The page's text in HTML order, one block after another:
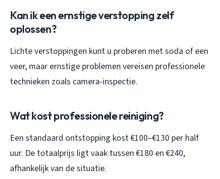
Kan ik een ernstige verstopping zelf
oplossen?
Lichte verstoppingen kunt u proberen met soda of een
veer, maar ernstige problemen vereisen professionele
technieken zoals camera-inspectie.
Wat kost professionele reiniging?
Een standaard ontstopping kost €100–€130 per half
uur. De totaalprijs ligt vaak tussen €180 en €240,
afhankelijk van de situatie.